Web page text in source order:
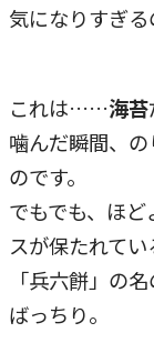
気になりすぎ
これは……海苔
噛んだ瞬間、
のです。
でもでも、ほ
スが保たれてい
「兵六餅」の名
ばっちり。